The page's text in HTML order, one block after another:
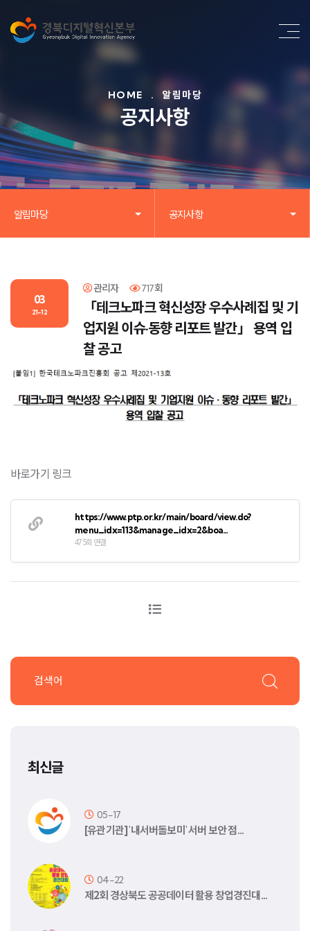
HOME . 알림마당
공지사항
알림마당 공지사항
03
21-12
관리자 717회
「테크노파크 혁신성장 우수사례집 및 기
업지원 이슈·동향 리포트 발간」 용역 입
찰 공고
바로가기 링크
https://www.ptp.or.kr/main/board/view.do?
menu_idx=113&manage_idx=2&boa…
475회 연결
최신글
05-17
[유관기관] '내서버돌보미' 서버 보안 점…
04-22
제2회 경상북도 공공데이터 활용 창업경진대…